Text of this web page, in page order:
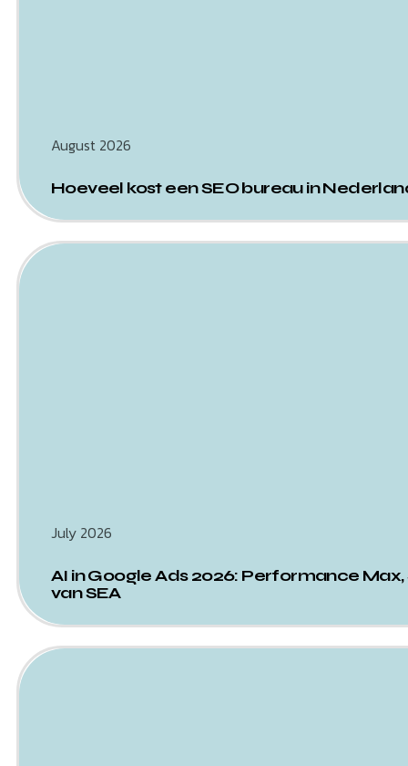
August 2026
Hoeveel kost een SEO bureau in
July 2026
AI in Google Ads 2026: Performance
van SEA